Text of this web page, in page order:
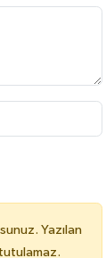
Yazılan